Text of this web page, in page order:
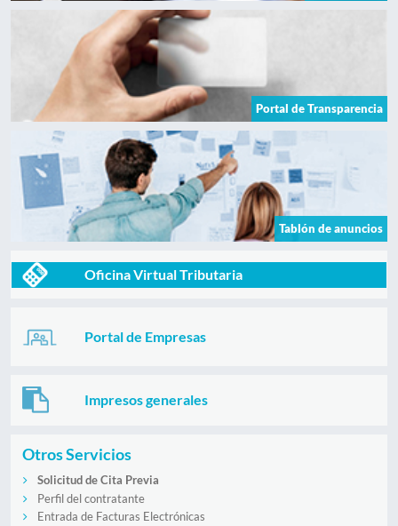
Portal de Transparencia
Tablón de anuncios
Oficina Virtual Tributaria
Portal de Empresas
Impresos generales
Otros Servicios
Solicitud de Cita Previa
Perfil del contratante
Entrada de Facturas Electrónicas